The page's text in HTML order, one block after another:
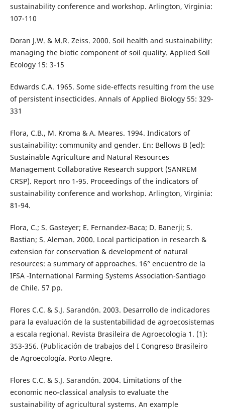
sustainability conference and workshop. Arlington, Virginia:
107-110
Doran J.W. & M.R. Zeiss. 2000. Soil health and sustainability:
managing the biotic component of soil quality. Applied Soil
Ecology 15: 3-15
Edwards C.A. 1965. Some side-effects resulting from the use
of persistent insecticides. Annals of Applied Biology 55: 329-
331
Flora, C.B., M. Kroma & A. Meares. 1994. Indicators of
sustainability: community and gender. En: Bellows B (ed):
Sustainable Agriculture and Natural Resources
Management Collaborative Research support (SANREM
CRSP). Report nro 1-95. Proceedings of the indicators of
sustainability conference and workshop. Arlington, Virginia:
81-94.
Flora, C.; S. Gasteyer; E. Fernandez-Baca; D. Banerji; S.
Bastian; S. Aleman. 2000. Local participation in research &
extension for conservation & development of natural
resources: a summary of approaches. 16° encuentro de la
IFSA -International Farming Systems Association-Santiago
de Chile. 57 pp.
Flores C.C. & S.J. Sarandón. 2003. Desarrollo de indicadores
para la evaluación de la sustentabilidad de agroecosistemas
a escala regional. Revista Brasileira de Agroecologia 1. (1):
353-356. (Publicación de trabajos del I Congreso Brasileiro
de Agroecología. Porto Alegre.
Flores C.C. & S.J. Sarandón. 2004. Limitations of the
economic neo-classical analysis to evaluate the
sustainability of agricultural systems. An example